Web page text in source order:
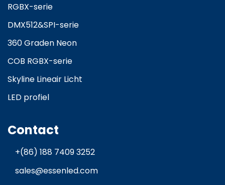
RGBX-serie
DMX512&SPI-serie
360 Graden Neon
COB RGBX-serie
Skyline Lineair Licht
LED profiel
Contact
+(86) 188 7409 3252
sales@essenled.com